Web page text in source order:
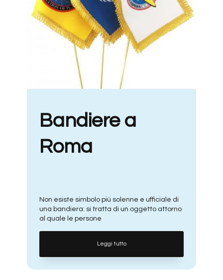
Bandiere a
Roma
Non esiste simbolo più solenne e ufficiale di
una bandiera: si tratta di un oggetto attorno
al quale le persone
Leggi tutto